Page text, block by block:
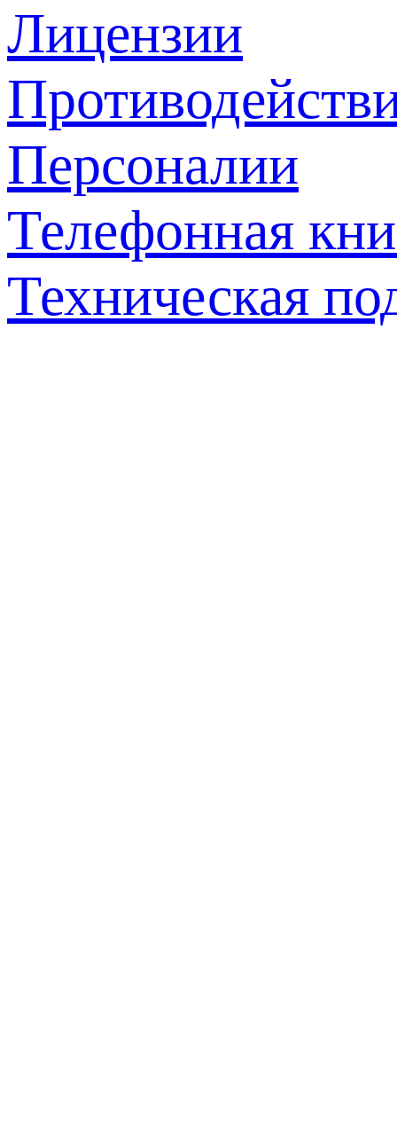
Лицензии
Персоналии
Телефонная
Техническая